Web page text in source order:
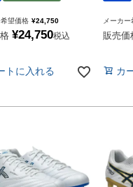
ダス
ルースイソンブラ
スレタ
SY32
sfida
望価格 ¥24,750
¥24,750税込
トに入れる
メーカー
販売価
カ